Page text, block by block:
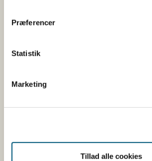
Præferencer
Statistik
Marketing
Tillad alle cookies
Fødevarestyrelsen
Tlf. 72 2​​​7 69 00
EAN